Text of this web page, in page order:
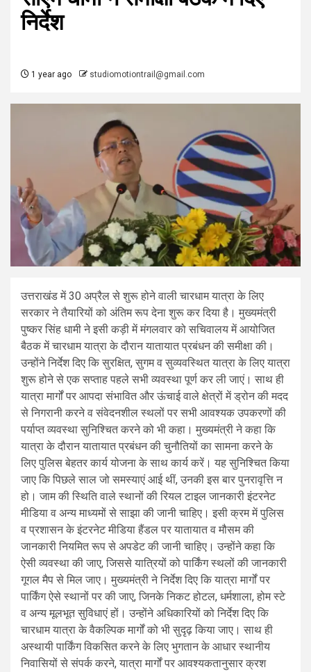
निर्देश
1 year ago studiomotiontrail@gmail.com
उत्तराखंड में 30 अप्रैल से शुरू होने वाली चारधाम यात्रा के लिए
सरकार ने तैयारियों को अंतिम रूप देना शुरू कर दिया है। मुख्यमंत्री
पुष्कर सिंह धामी ने इसी कड़ी में मंगलवार को सचिवालय में आयोजित
बैठक में चारधाम यात्रा के दौरान यातायात प्रबंधन की समीक्षा की।
उन्होंने निर्देश दिए कि सुरक्षित, सुगम व सुव्यवस्थित यात्रा के लिए यात्रा
शुरू होने से एक सप्ताह पहले सभी व्यवस्था पूर्ण कर ली जाएं। साथ ही
यात्रा मार्गों पर आपदा संभावित और ऊंचाई वाले क्षेत्रों में ड्रोन की मदद
से निगरानी करने व संवेदनशील स्थलों पर सभी आवश्यक उपकरणों की
पर्याप्त व्यवस्था सुनिश्चित करने को भी कहा। मुख्यमंत्री ने कहा कि
यात्रा के दौरान यातायात प्रबंधन की चुनौतियों का सामना करने के
लिए पुलिस बेहतर कार्य योजना के साथ कार्य करें। यह सुनिश्चित किया
जाए कि पिछले साल जो समस्याएं आई थीं, उनकी इस बार पुनरावृत्ति न
हो। जाम की स्थिति वाले स्थानों की रियल टाइल जानकारी इंटरनेट
मीडिया व अन्य माध्यमों से साझा की जानी चाहिए। इसी क्रम में पुलिस
व प्रशासन के इंटरनेट मीडिया हैंडल पर यातायात व मौसम की
जानकारी नियमित रूप से अपडेट की जानी चाहिए। उन्होंने कहा कि
ऐसी व्यवस्था की जाए, जिससे यात्रियों को पार्किंग स्थलों की जानकारी
गूगल मैप से मिल जाए। मुख्यमंत्री ने निर्देश दिए कि यात्रा मार्गों पर
पार्किंग ऐसे स्थानों पर की जाए, जिनके निकट होटल, धर्मशाला, होम स्टे
व अन्य मूलभूत सुविधाएं हों। उन्होंने अधिकारियों को निर्देश दिए कि
चारधाम यात्रा के वैकल्पिक मार्गों को भी सुदृढ़ किया जाए। साथ ही
अस्थायी पार्किंग विकसित करने के लिए भुगतान के आधार स्थानीय
निवासियों से संपर्क करने, यात्रा मार्गों पर आवश्यकतानुसार क्रश